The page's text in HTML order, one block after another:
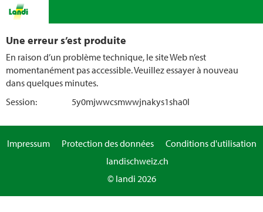
Une erreur s’est produite
En raison d’un problème technique, le site Web n’est
momentanément pas accessible. Veuillez essayer à nouveau
dans quelques minutes.
Session:
5y0mjwwcsmwwjnakys1sha0l
Impressum Protection des données
Conditions d'utilisation
landischweiz.ch
© landi 2026